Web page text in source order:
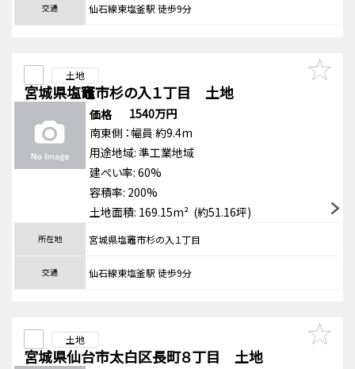
交通 仙石線東塩釜駅 徒歩9分
土地
宮城県塩竈市杉の入１丁目 土地
価格
1540万円
南東側 ：幅員 約9.4m
用途地域: 準工業地域
建ぺい率: 60%
容積率: 200%
土地面積: 169.15m² (約51.16坪)
所在地 宮城県塩竈市杉の入１丁目
交通 仙石線東塩釜駅 徒歩9分
土地
宮城県仙台市太白区長町８丁目 土地